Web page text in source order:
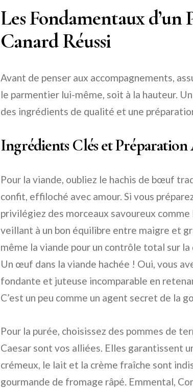
Les Fondamentaux
Canard Réussi
Avant de penser aux accompagnements,
le parmentier lui-même, soit à la hauteur.
des ingrédients de qualité et une
Ingrédients Clés et Préparation
Pour la viande, oubliez le hachis de bœuf
confit, effiloché avec amour. Si vous
privilégiez des morceaux savoureux comme
veillant à un bon équilibre entre maigre et
même la viande pour un contrôle total sur
Un œuf dans la viande hachée ! Oui, vous
fondante et juteuse incomparable en
C’est un peu comme un agent secret de la
Pour la purée, choisissez des pommes de
Caesar sont vos alliées. Elles garantissent
crémeux, le lait et la crème fraîche sont
gourmande de fromage râpé. Emmental,